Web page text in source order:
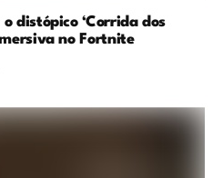
distópico ‘Corrida dos
no Fortnite